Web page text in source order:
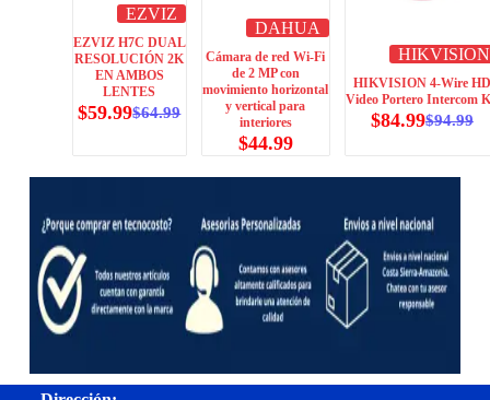
EZVIZ
EZVIZ H7C DUAL
RESOLUCIÓN 2K
EN AMBOS
LENTES
$64.99
$59.99
DAHUA
Cámara de red Wi-Fi
de 2 MP con
movimiento horizontal
y vertical para
interiores
$44.99
HIKVISION
HIKVISION 4-Wire HD
Video Portero Intercom
$94.99
$84.99